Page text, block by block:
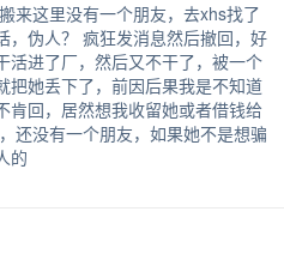
来这里没有一个朋友，去xhs找了
，伪人？ 疯狂发消息然后撤回，好
活进了厂，然后又不干了，被一个
把她丢下了，前因后果我是不知道
肯回，居然想我收留她或者借钱给
还没有一个朋友，如果她不是想骗
的